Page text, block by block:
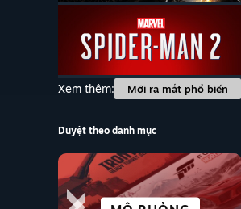
Xem thêm:
Mới ra mắt phổ biến
Duyệt theo danh mục
THÀNH PHỐ & LẬP